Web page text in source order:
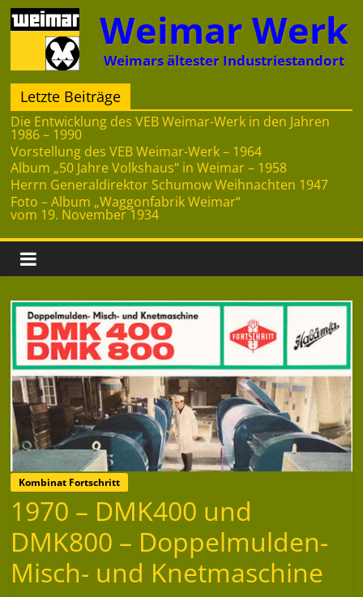
Zum
Inhalt
springen
Weimar Werk
Weimars ältester Industriestandort
Letzte Beiträge
Die Entwicklung des VEB Weimar-Werk in den Jahren
1986 – 1990
Vorstellung des VEB Weimar-Werk – 1964
Album „50 Jahre Volkshaus“ in Weimar – 1958
Herrn Generaldirektor Schumow Weihnachten 1947
Foto – Album „Waggonfabrik Weimar“
vom 19. November 1934
Kombinat Fortschritt
1970 – DMK400 und
DMK800 – Doppelmulden-
Misch- und Knetmaschine